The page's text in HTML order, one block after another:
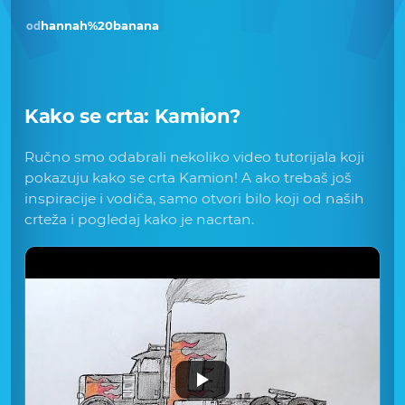
od hannah%20banana
Kako se crta: Kamion?
Ručno smo odabrali nekoliko video tutorijala koji
pokazuju kako se crta Kamion! A ako trebaš još
inspiracije i vodiča, samo otvori bilo koji od naših
crteža i pogledaj kako je nacrtan.